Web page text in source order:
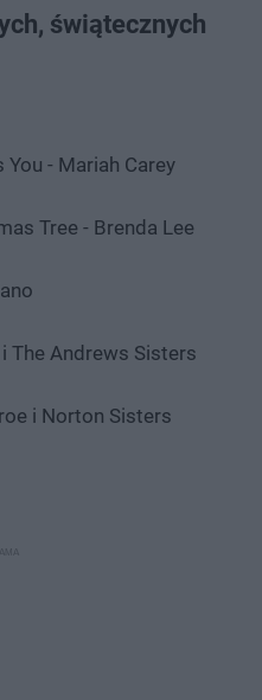
świątecznych
- Mariah Carey
Tree - Brenda Lee
The Andrews Sisters
i Norton Sisters